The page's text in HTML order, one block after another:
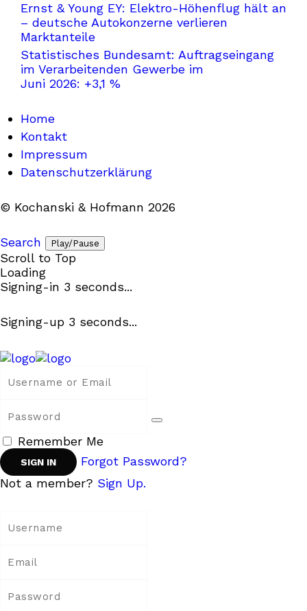
Ernst & Young EY: Elektro-Höhenflug hält an
– deutsche Autokonzerne verlieren
Marktanteile
Statistisches Bundesamt: Auftragseingang
im Verarbeitenden Gewerbe im
Juni 2026: +3,1 %
Home
Kontakt
Impressum
Datenschutzerklärung
© Kochanski & Hofmann 2026
Search Play/Pause
Scroll to Top
Loading
Signing-in 3 seconds...
Signing-up 3 seconds...
Remember Me
Forgot Password?
Not a member? Sign Up.